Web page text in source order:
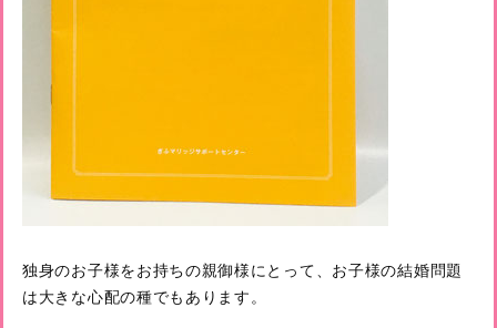
独身のお子様をお持ちの親御様にとって、お子様の結婚問題
は大きな心配の種でもあります。